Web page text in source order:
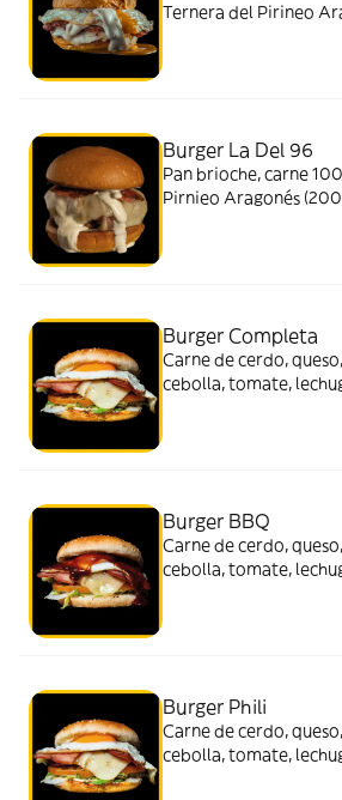
Ternera del Pirineo
Burger La Del 96
Pan brioche, carne
Pirnieo Aragonés
Burger Completa
Carne de cerdo,
cebolla, tomate,
Burger BBQ
Carne de cerdo,
cebolla, tomate,
Burger Phili
Carne de cerdo,
cebolla, tomate,